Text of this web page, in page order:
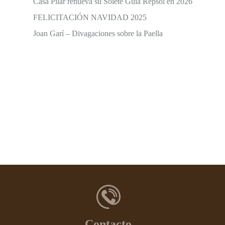
FELICITACIÓN NAVIDAD 2025
Joan Garí – Divagaciones sobre la Paella